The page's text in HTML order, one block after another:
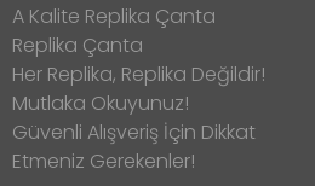
A Kalite Replika Çanta
Replika Çanta
Her Replika, Replika Değildir!
Mutlaka Okuyunuz!
Güvenli Alışveriş İçin Dikkat
Etmeniz Gerekenler!